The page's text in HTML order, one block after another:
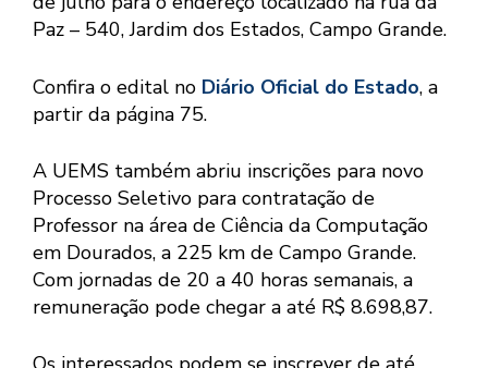
Paz – 540, Jardim dos Estados, Campo Grande.
Confira o edital no Diário Oficial do Estado, a
partir da página 75.
A UEMS também abriu inscrições para novo
Processo Seletivo para contratação de
Professor na área de Ciência da Computação
em Dourados, a 225 km de Campo Grande.
Com jornadas de 20 a 40 horas semanais, a
remuneração pode chegar a até R$ 8.698,87.